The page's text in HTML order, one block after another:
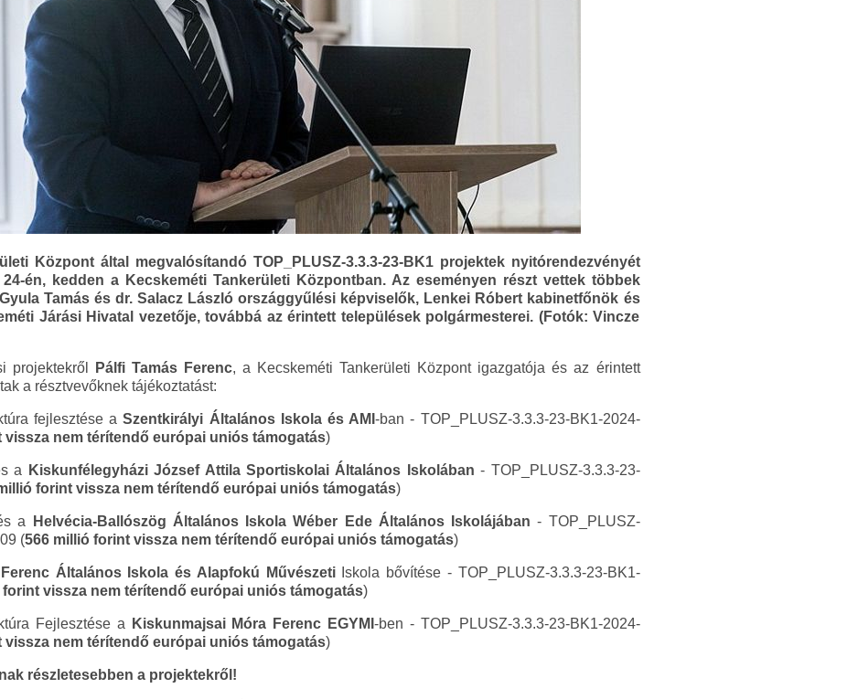
Központ által megvalósítandó TOP_PLUSZ-3.3.3-23-BK1 projektek nyitórendezvényét
én, kedden a Kecskeméti Tankerületi Központban. Az eseményen részt vettek többek
Tamás és dr. Salacz László országgyűlési képviselők, Lenkei Róbert kabinetfőnök és
Járási Hivatal vezetője, továbbá az érintett települések polgármesterei. (Fotók: Vincze
projektekről Pálfi Tamás Ferenc, a Kecskeméti Tankerületi Központ igazgatója és az érintett
a résztvevőknek tájékoztatást:
fejlesztése aSzentkirályi Általános Iskola és AMI-ban - TOP_PLUSZ-3.3.3-23-BK1-2024-
vissza nem térítendő európai uniós támogatás)
a Kiskunfélegyházi József Attila Sportiskolai Általános Iskolában - TOP_PLUSZ-3.3.3-23-
forint vissza nem térítendő európai uniós támogatás)
a Helvécia-Ballószög Általános Iskola Wéber Ede Általános Iskolájában - TOP_PLUSZ-
(566 millió forint vissza nem térítendő európai uniós támogatás)
Általános Iskola és Alapfokú MűvészetiIskola bővítése - TOP_PLUSZ-3.3.3-23-BK1-
forint vissza nem térítendő európai uniós támogatás)
Fejlesztése a Kiskunmajsai Móra Ferenc EGYMI -ben - TOP_PLUSZ-3.3.3-23-BK1-2024-
vissza nem térítendő európai uniós támogatás)
részletesebben a projektekről!